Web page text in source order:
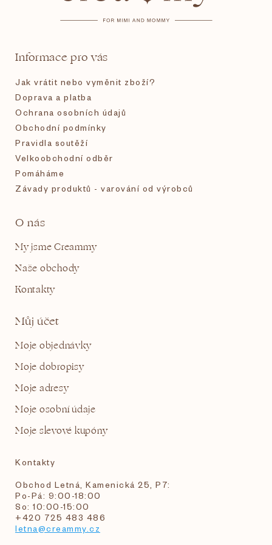
Informace pro vás
Jak vrátit nebo vyměnit zboží?
Doprava a platba
Ochrana osobních údajů
Obchodní podmínky
Pravidla soutěží
Velkoobchodní odběr
Pomáháme
Závady produktů - varování od výrobců
O nás
My jsme Creammy
Naše obchody
Kontakty
Můj účet
Moje objednávky
Moje dobropisy
Moje adresy
Moje osobní údaje
Moje slevové kupóny
Kontakty
Obchod Letná, Kamenická 25, P7:
Po-Pá: 9:00-18:00
So: 10:00-15:00
+420 725 483 486
letna@creammy.cz